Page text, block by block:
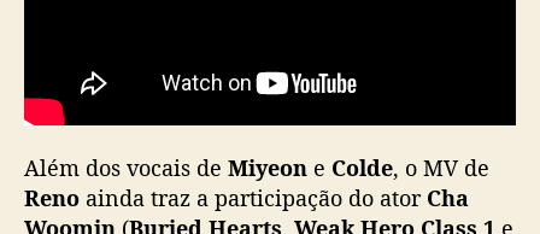
x
a
p
Além dos vocais de Miyeon e Colde, o MV de
Reno ainda traz a participação do ator Cha
Woomin (Buried Hearts, Weak Hero Class 1 e